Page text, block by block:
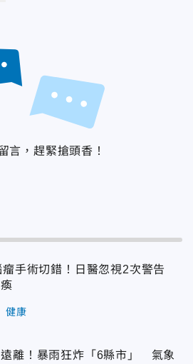
言，趕緊搶頭香！
瘤手術切錯！日醫忽視2次警告
健康
遠離！暴雨狂炸「6縣市」 氣象